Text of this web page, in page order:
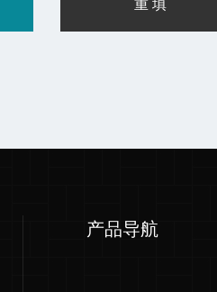
产品导航